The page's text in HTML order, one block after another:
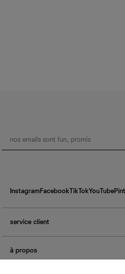
Instagram FacebookTikTokYouTube
service client
contactez-nous
à propos